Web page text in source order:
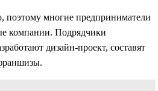
поэтому многие предприниматели
компании. Подрядчики
дизайн-проект, составят